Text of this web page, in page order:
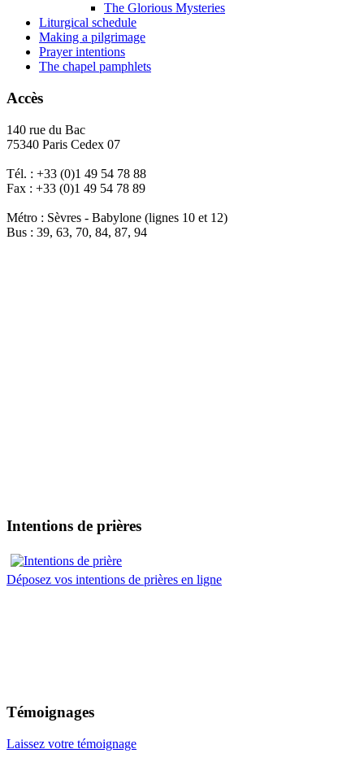
The Glorious Mysteries
Liturgical schedule
Making a pilgrimage
Prayer intentions
The chapel pamphlets
Accès
140 rue du Bac
75340 Paris Cedex 07
Tél. : +33 (0)1 49 54 78 88
Fax : +33 (0)1 49 54 78 89
Métro : Sèvres - Babylone (lignes 10 et 12)
Bus : 39, 63, 70, 84, 87, 94
Intentions de prières
Déposez vos intentions de prières en ligne
Témoignages
Laissez votre témoignage